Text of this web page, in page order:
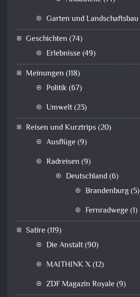
Garten und Landschaftsbau
Geschichten (74)
Erlebnisse (49)
Meinungen (118)
Politik(67)
Umwelt(23)
Reisen und Kurztrips(20)
Ausflüge (9)
Radreisen (9)
Deutschland(6)
Brandenburg(5)
Fernradwege (1)
Satire (119)
Die Anstalt(90)
MAITHINK X(12)
ZDF Magazin Royale (9)